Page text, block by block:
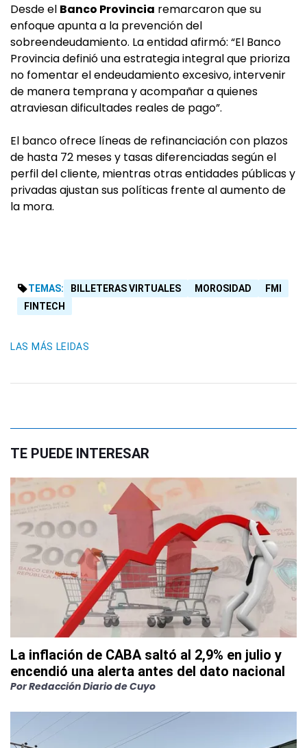
Desde el Banco Provincia remarcaron que su
enfoque apunta a la prevención del
sobreendeudamiento. La entidad afirmó: “El Banco
Provincia definió una estrategia integral que prioriza
no fomentar el endeudamiento excesivo, intervenir
de manera temprana y acompañar a quienes
atraviesan dificultades reales de pago”.
El banco ofrece líneas de refinanciación con plazos
de hasta 72 meses y tasas diferenciadas según el
perfil del cliente, mientras otras entidades públicas y
privadas ajustan sus políticas frente al aumento de
la mora.
TEMAS: BILLETERAS VIRTUALES MOROSIDAD
FMI
FINTECH
LAS MÁS LEIDAS
TE PUEDE INTERESAR
La inflación de CABA saltó al 2,9% en julio y
encendió una alerta antes del dato nacional
PorRedacción Diario de Cuyo